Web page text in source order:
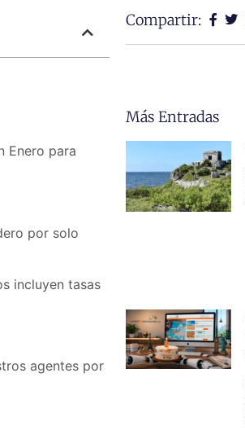
Enero para
por solo
incluyen tasas
agentes por
Compartir:
Más Entradas